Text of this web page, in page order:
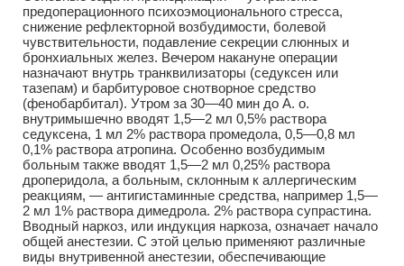
предоперационного психоэмоционального стресса,
снижение рефлекторной возбудимости, болевой
чувствительности, подавление секреции слюнных и
бронхиальных желез. Вечером накануне операции
назначают внутрь транквилизаторы (седуксен или
тазепам) и барбитуровое снотворное средство
(фенобарбитал). Утром за 30—40 мин до А. о.
внутримышечно вводят 1,5—2 мл 0,5% раствора
седуксена, 1 мл 2% раствора промедола, 0,5—0,8 мл
0,1% раствора атропина. Особенно возбудимым
больным также вводят 1,5—2 мл 0,25% раствора
дроперидола, а больным, склонным к аллергическим
реакциям, — антигистаминные средства, например 1,5—
2 мл 1% раствора димедрола. 2% раствора супрастина.
Вводный наркоз, или индукция наркоза, означает начало
общей анестезии. С этой целью применяют различные
виды внутривенной анестезии, обеспечивающие